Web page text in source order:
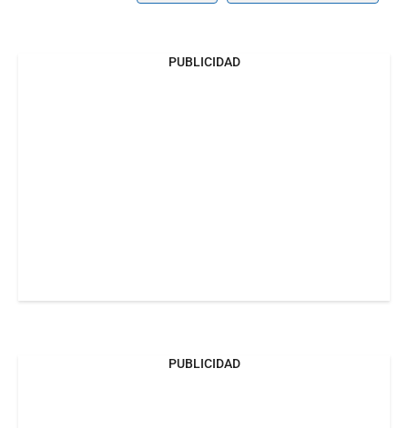
PUBLICIDAD
PUBLICIDAD